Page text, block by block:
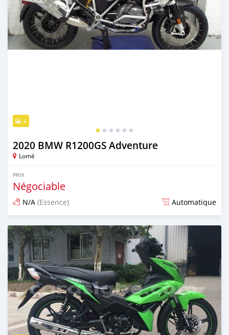
6
2020 BMW R1200GS Adventure
Lomé
PRIX
Négociable
N/A (Essence) Automatique
Publié il y a environ 6 ans